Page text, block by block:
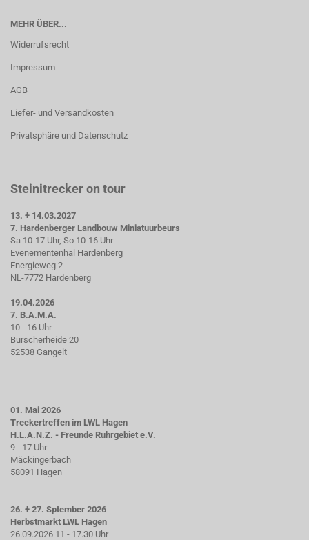
MEHR ÜBER...
Widerrufsrecht
Impressum
AGB
Liefer- und Versandkosten
Privatsphäre und Datenschutz
Steinitrecker on tour
13. + 14.03.2027
7. Hardenberger Landbouw Miniatuurbeurs
Sa 10-17 Uhr, So 10-16 Uhr
Evenementenhal Hardenberg
Energieweg 2
NL-7772 Hardenberg
19.04.2026
7. B.A.M.A.
10 - 16 Uhr
Burscherheide 20
52538 Gangelt
01. Mai 2026
Treckertreffen im LWL Hagen
H.L.A.N.Z. - Freunde Ruhrgebiet e.V.
9 - 17 Uhr
Mäckingerbach
58091 Hagen
26. + 27. Sptember 2026
Herbstmarkt LWL Hagen
26.09.2026 11 - 17.30 Uhr